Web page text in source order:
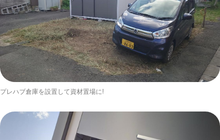
プレハブ倉庫を設置して資材置場に!